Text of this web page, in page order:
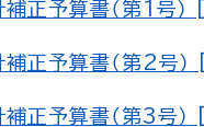
正予算書（第1号
正予算書（第2号
正予算書（第3号